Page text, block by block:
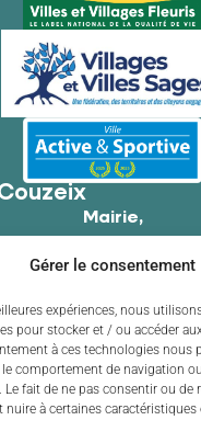
Gérer le consentement
expériences, nous
pour stocker et / ou accéder
à ces technologies nous
comportement de navigation
fait de ne pas consentir ou de
nuire à certaines
Mairie,
87270 Couzeix
09
la mairie
8h30 à 12h00 et de
8h30 à 12h00 et de